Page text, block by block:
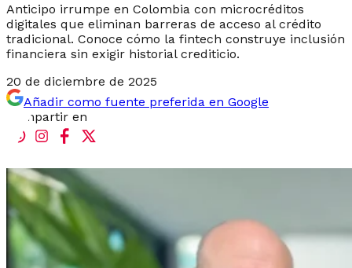
Anticipo irrumpe en Colombia con microcréditos
digitales que eliminan barreras de acceso al crédito
tradicional. Conoce cómo la fintech construye inclusión
financiera sin exigir historial crediticio.
20 de diciembre de 2025
Añadir como fuente preferida en Google
Compartir en